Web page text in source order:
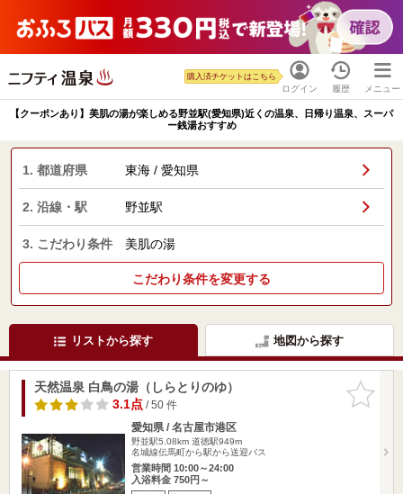
ログイン
購入済チケットはこちら
履歴 メニュー
【クーポンあり】美肌の湯が楽しめる野並駅(愛知県)近くの温泉、日帰り温泉、スーパ
ー銭湯おすすめ
1. 都道府県 東海 / 愛知県
2. 沿線・駅 野並駅
3. こだわり条件 美肌の湯
こだわり条件を変更する
リストから探す 地図から探す
お気に入
りに追加
天然温泉 白鳥の湯（しらとりのゆ）
3.1点/ 50 件
愛知県 / 名古屋市港区
野並駅5.08km 道徳駅949m
名城線伝馬町から駅から送迎バス
営業時間 10:00～24:00
入浴料金 750円～